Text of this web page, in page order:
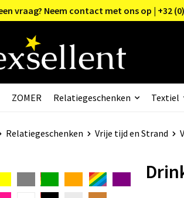
vraag? Neem contact met ons op | +32
ZOMER Relatiegeschenken Textiel
Relatiegeschenken Vrije tijd en Strand